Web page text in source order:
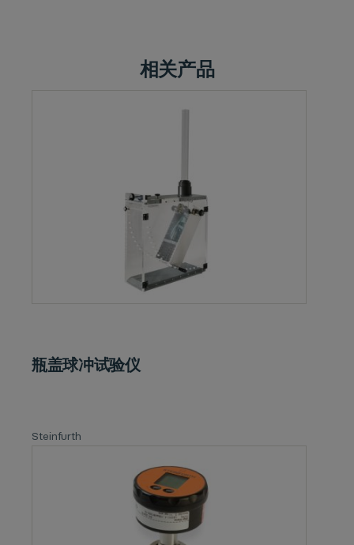
相关产品
瓶盖球冲试验仪
Steinfurth